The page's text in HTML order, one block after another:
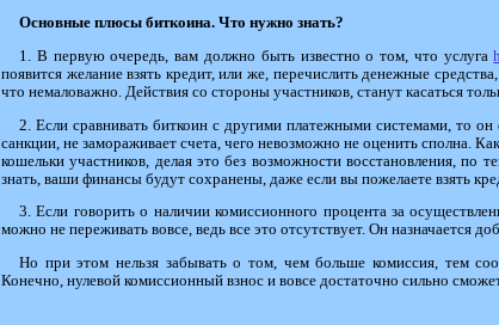
Основные плюсы биткоина. Что нужно знать?
1. В первую очередь, вам должно быть известно о том, что услуга
появится желание взять кредит, или же, перечислить денежные
что немаловажно. Действия со стороны участников, станут касаться
2. Если сравнивать биткоин с другими платежными системами, то он
санкции, не замораживает счета, чего невозможно не оценить сполна.
кошельки участников, делая это без возможности восстановления,
знать, ваши финансы будут сохранены, даже если вы пожелаете взять
3. Если говорить о наличии комиссионного процента за
можно не переживать вовсе, ведь все это отсутствует. Он назначается
Но при этом нельзя забывать о том, чем больше комиссия, тем
Конечно, нулевой комиссионный взнос и вовсе достаточно сильно